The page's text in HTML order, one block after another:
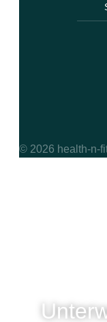
© 2026 health-n-